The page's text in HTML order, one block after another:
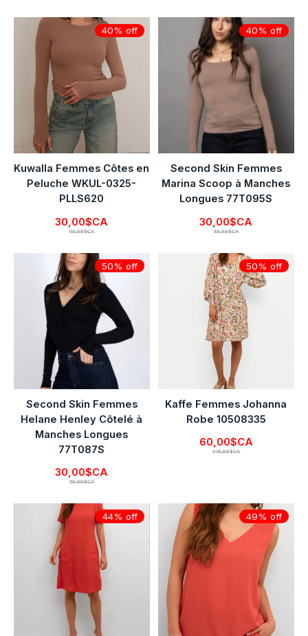
40% off
Kuwalla Femmes Côtes en
Peluche WKUL-0325-
PLLS620
30,00$CA
49,99$CA
40% off
Second Skin Femmes
Marina Scoop à Manches
Longues 77T095S
30,00$CA
49,99$CA
50% off
Second Skin Femmes
Helane Henley Côtelé à
Manches Longues
77T087S
30,00$CA
59,99$CA
50% off
Kaffe Femmes Johanna
Robe 10508335
60,00$CA
118,99$CA
44% off 49% off